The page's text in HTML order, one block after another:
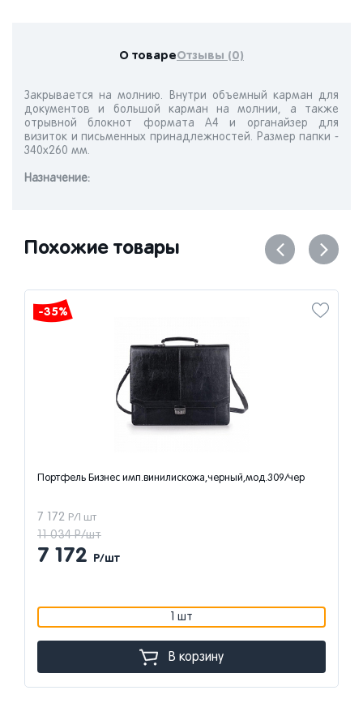
О товареОтзывы (0)
Закрывается на молнию. Внутри объемный карман для
документов и большой карман на молнии, а также
отрывной блокнот формата А4 и органайзер для
визиток и письменных принадлежностей. Размер папки -
340х260 мм.
Назначениe:
Похожие товары
-35%
Портфель Бизнес имп.винилискожа,черный,мод.309/чер
7 172 Р/1 шт
11 034 Р/шт
7 172 Р/шт
1 шт
В корзину